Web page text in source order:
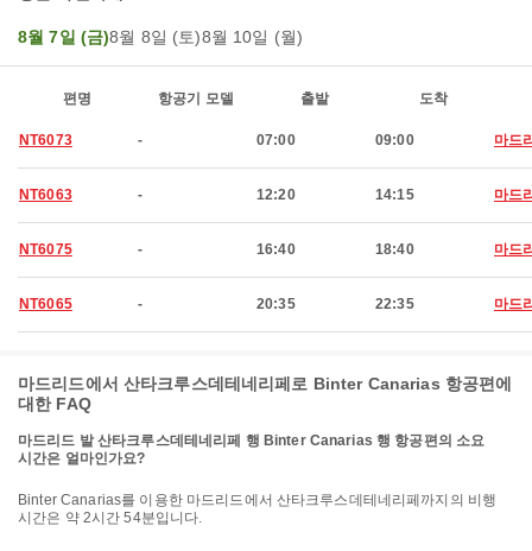
8월 7일 (금)8월 8일 (토)8월 10일 (월)
편명 항공기 모델 출발 도착
NT6073 - 07:00 09:00 마드
NT6063 - 12:20 14:15 마드
NT6075 - 16:40 18:40 마드
NT6065 - 20:35 22:35 마드
마드리드에서 산타크루스데테네리페로 Binter Canarias 항공편에
대한 FAQ
마드리드 발 산타크루스데테네리페 행 Binter Canarias 행 항공편의 소요
시간은 얼마인가요?
Binter Canarias를 이용한 마드리드에서 산타크루스데테네리페까지의 비행
시간은 약 2시간 54분입니다.